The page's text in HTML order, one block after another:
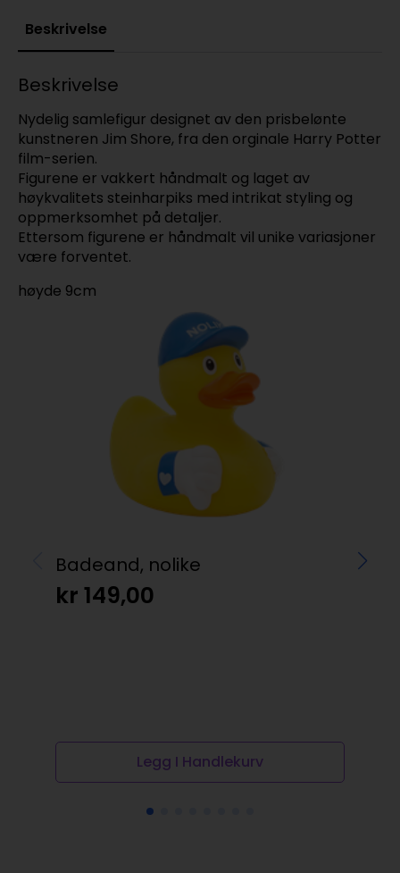
Beskrivelse
Beskrivelse
Nydelig samlefigur designet av den prisbelønte
kunstneren Jim Shore, fra den orginale Harry Potter
film-serien.
Figurene er vakkert håndmalt og laget av
høykvalitets steinharpiks med intrikat styling og
oppmerksomhet på detaljer.
Ettersom figurene er håndmalt vil unike variasjoner
være forventet.
høyde 9cm
Badeand, nolike
kr 149,00
Legg I Handlekurv